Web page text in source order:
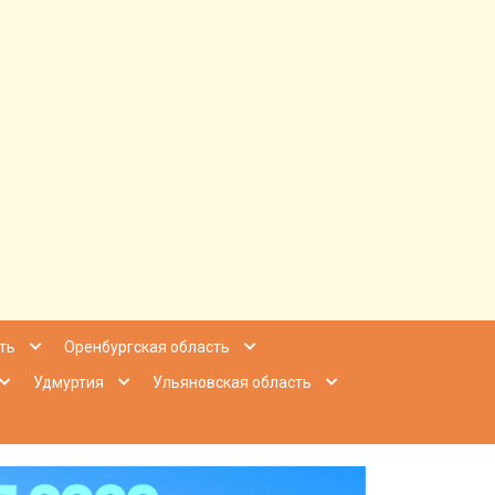
Приволжье
Оренбургская область
Удмуртия
Ульяновская область